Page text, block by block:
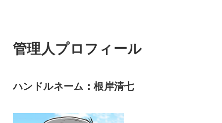
管理人プロフィール
ハンドルネーム：根岸清七